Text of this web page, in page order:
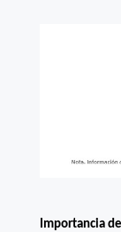
Importancia